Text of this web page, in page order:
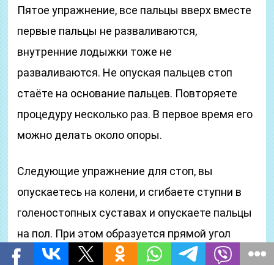
Пятое упражнение, все пальцы вверх вместе
первые пальцы не разваливаются,
внутренние лодыжки тоже не
разваливаются. Не опуская пальцев стоп
стаёте на основание пальцев. Повторяете
процедуру несколько раз. В первое время его
можно делать около опоры.
Следующие упражнение для стоп, вы
опускаетесь на колени, и сгибаете ступни в
голеностопных суставах и опускаете пальцы
на пол. При этом образуется прямой угол
между пальцем и остальной стопой. Важно